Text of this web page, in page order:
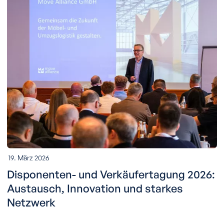
19. März 2026
Disponenten- und Verkäufertagung 2026:
Austausch, Innovation und starkes
Netzwerk